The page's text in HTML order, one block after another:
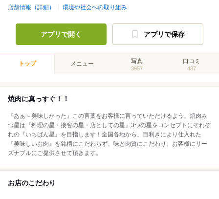
店舗情報（詳細） 環境や社会への取り組み
アプリで開く アプリで保存
トップ メニュー 写真
3957
口コミ
487
焼肉に真っすぐ！！
『あぁ～美味しかった』この言葉をお客様に言っていただけるよう、焼肉み
つ星は『料理の星・接客の星・店としての星』3つの星をコンセプトにそれぞ
れの『いちばん星』を目指します！全国各地から、目利きにより仕入れた
『美味しいお肉』を銘柄にこだわらず、味と肉質にこだわり、お客様にリー
ズナブルにご提供させて頂きます。
お店のこだわり